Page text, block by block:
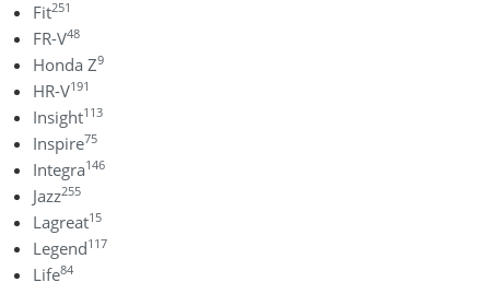
Fit251
FR-V48
Honda Z9
HR-V191
Insight113
Inspire75
Integra146
Jazz255
Lagreat15
Legend117
Life84